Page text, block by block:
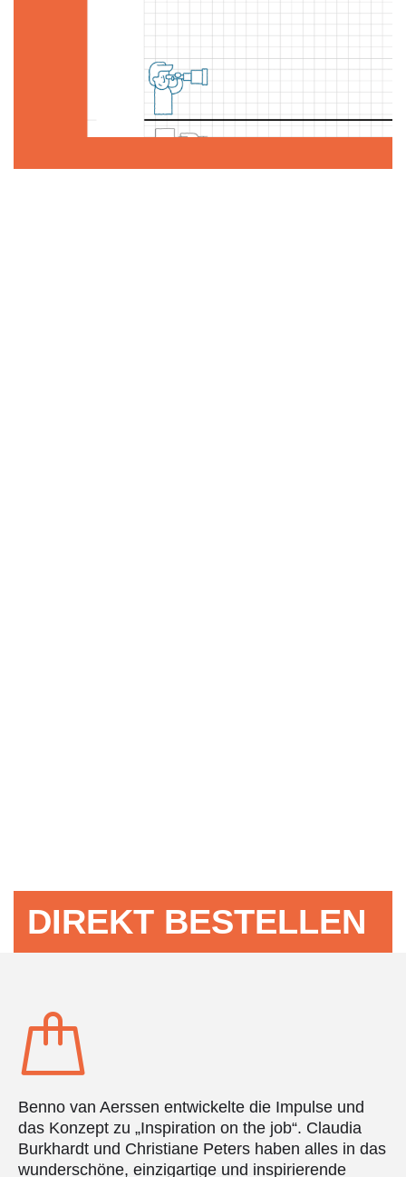
DIREKT BESTELLEN
Benno van Aerssen entwickelte die Impulse und
das Konzept zu „Inspiration on the job“. Claudia
Burkhardt und Christiane Peters haben alles in das
wunderschöne, einzigartige und inspirierende